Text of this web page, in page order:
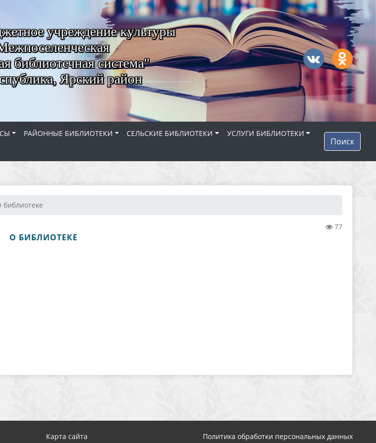
учреждение культуры
библиотечная система"
Ярский район
РАЙОННЫЕ БИБЛИОТЕКИ СЕЛЬСКИЕ БИБЛИОТЕКИ
УСЛУГИ БИБЛИОТЕКИ
Поиск
библиотеке
77
О БИБЛИОТЕКЕ
Карта сайта Политика обработки персональных данных